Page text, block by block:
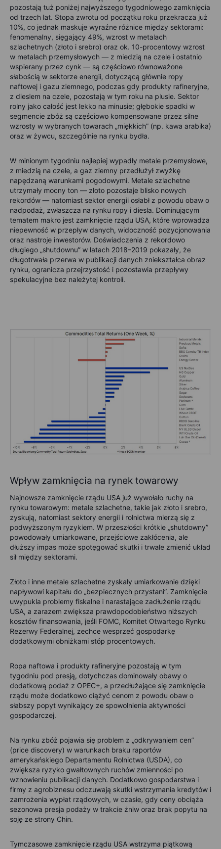
pozostają tuż poniżej najwyższego tygodniowego zamknięcia
od trzech lat. Stopa zwrotu od początku roku przekracza już
10%, co jednak maskuje wyraźne różnice między sektorami:
fenomenalny, sięgający 49%, wzrost w metalach
szlachetnych (złoto i srebro) oraz ok. 10-procentowy wzrost
w metalach przemysłowych — z miedzią na czele i ostatnio
wspierany przez cynk — są częściowo równoważone
słabością w sektorze energii, dotyczącą głównie ropy
naftowej i gazu ziemnego, podczas gdy produkty rafineryjne,
z dieslem na czele, pozostają w tym roku na plusie. Sektor
rolny jako całość jest lekko na minusie; głębokie spadki w
segmencie zbóż są częściowo kompensowane przez silne
wzrosty w wybranych towarach „miękkich” (np. kawa arabika)
oraz w żywcu, szczególnie na rynku bydła.
W minionym tygodniu najlepiej wypadły metale przemysłowe,
z miedzią na czele, a gaz ziemny przedłużył zwyżkę
napędzaną warunkami pogodowymi. Metale szlachetne
utrzymały mocny ton — złoto pozostaje blisko nowych
rekordów — natomiast sektor energii osłabł z powodu obaw o
nadpodaż, zwłaszcza na rynku ropy i diesla. Dominującym
tematem makro jest zamknięcie rządu USA, które wprowadza
niepewność w przepływ danych, widoczność pozycjonowania
oraz nastroje inwestorów. Doświadczenia z rekordowo
długiego „shutdownu” w latach 2018–2019 pokazały, że
długotrwała przerwa w publikacji danych zniekształca obraz
rynku, ogranicza przejrzystość i pozostawia przepływy
spekulacyjne bez należytej kontroli.
Wpływ zamknięcia na rynek towarowy
Najnowsze zamknięcie rządu USA już wywołało ruchy na
rynku towarowym: metale szlachetne, takie jak złoto i srebro,
zyskują, natomiast sektory energii i rolnictwa mierzą się z
podwyższonym ryzykiem. W przeszłości krótkie „shutdowny”
powodowały umiarkowane, przejściowe zakłócenia, ale
dłuższy impas może spotęgować skutki i trwale zmienić układ
sił między sektorami.
Złoto i inne metale szlachetne zyskały umiarkowanie dzięki
napływowi kapitału do „bezpiecznych przystani”. Zamknięcie
uwypukla problemy fiskalne i narastające zadłużenie rządu
USA, a zarazem zwiększa prawdopodobieństwo niższych
kosztów finansowania, jeśli FOMC, Komitet Otwartego Rynku
Rezerwy Federalnej, zechce wesprzeć gospodarkę
dodatkowymi obniżkami stóp procentowych.
Ropa naftowa i produkty rafineryjne pozostają w tym
tygodniu pod presją, dotychczas dominowały obawy o
dodatkową podaż z OPEC+, a przedłużające się zamknięcie
rządu może dodatkowo ciążyć cenom z powodu obaw o
słabszy popyt wynikający ze spowolnienia aktywności
gospodarczej.
Na rynku zbóż pojawia się problem z „odkrywaniem cen”
(price discovery) w warunkach braku raportów
amerykańskiego Departamentu Rolnictwa (USDA), co
zwiększa ryzyko gwałtownych ruchów zmienności po
wznowieniu publikacji danych. Dodatkowo gospodarstwa i
firmy z agrobiznesu odczuwają skutki wstrzymania kredytów i
zamrożenia wypłat rządowych, w czasie, gdy ceny obciąża
sezonowa presja podaży w trakcie żniw oraz brak popytu na
soję ze strony Chin.
Tymczasowe zamknięcie rządu USA wstrzyma piątkową